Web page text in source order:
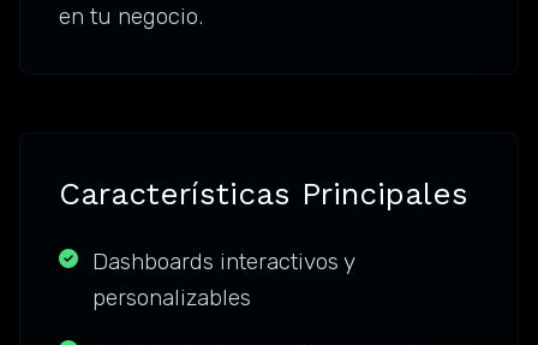
en tu negocio.
Características Principales
Dashboards interactivos y
personalizables